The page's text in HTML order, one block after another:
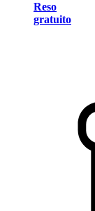
Reso
gratuito